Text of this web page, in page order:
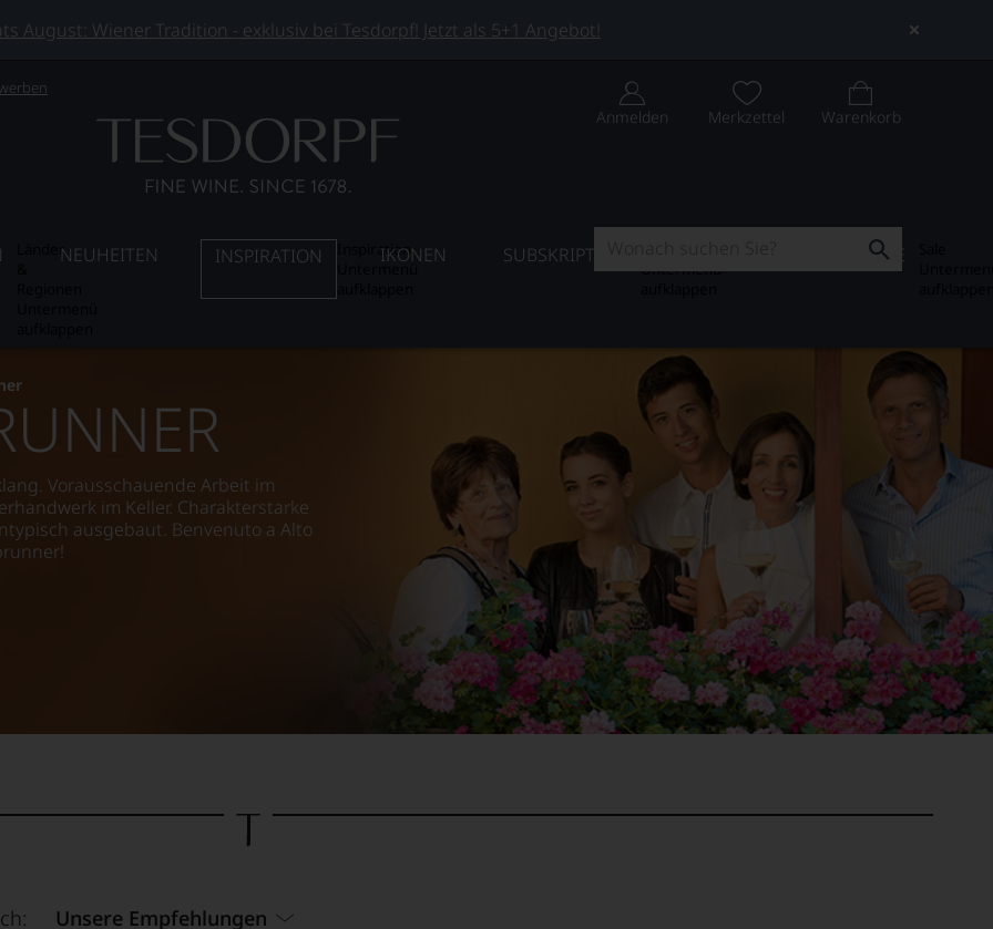
August: Wiener Tradition - exklusiv bei Tesdorpf! Jetzt als 5+1 Angebot!
Anmelden Merkzettel Warenkorb
LänderNEUHEITEN INSPIRATION
InspirationIKONEN SUBSKRIPTION
Untermenü
SALE
Vorausschauende Arbeit im
im Keller. Charakterstarke
ausgebaut. Benvenuto a Alto
Unsere Empfehlungen